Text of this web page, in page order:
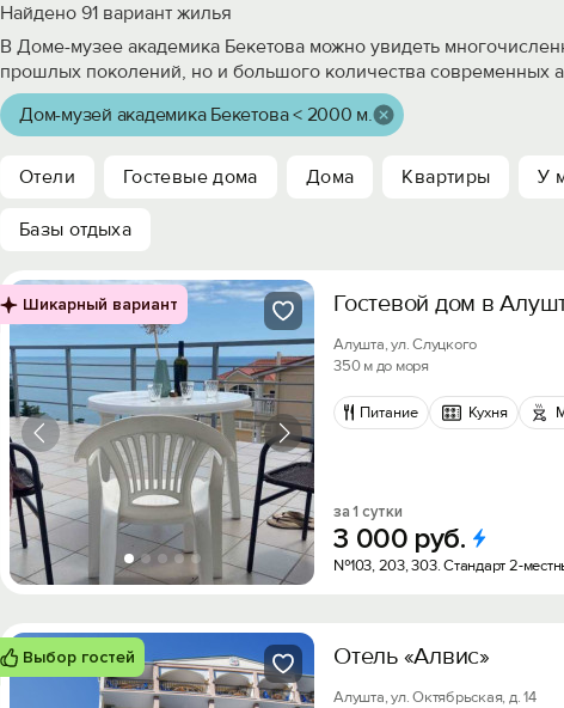
Найдено 91 вариант жилья
В Доме-музее академика Бекетова можно увидеть
прошлых поколений, но и большого количества современных
Дом-музей академика Бекетова < 2000 м.
Отели Гостевые дома Дома Квартиры У
Базы отдыха
Шикарный вариант Гостевой дом в
Алушта, ул. Слуцкого
350 м до моря
Питание Кухня
за 1 сутки
3 000 руб.
№103, 203, 303. Стандарт 2-
Выбор гостей Отель «Алвис»
Алушта, ул. Октябрьская, д. 14